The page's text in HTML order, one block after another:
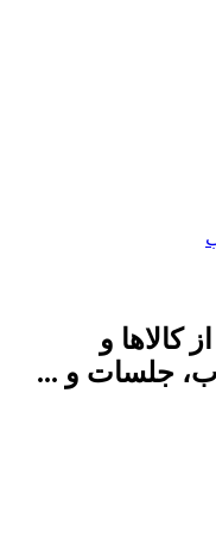
از کالاها و
جلسات و ...